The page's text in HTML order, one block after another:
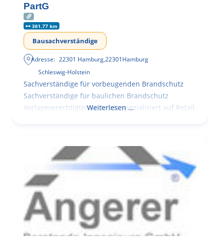
PartG
361.77 km
Bausachverständige
Adresse: 22301 Hamburg,22301Hamburg
Schleswig-Holstein
Sachverständige für vorbeugenden Brandschutz
Sachverständige für baulichen Brandschutz
Vorlageverechtigter Architekt spezialisiert auf Retail
Weiterlesen …